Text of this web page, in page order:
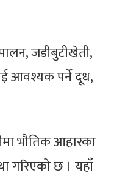
जडीबुटीखेती,
आवश्यक पर्ने दूध,
भौतिक आहारका
गरिएको छ । यहाँ